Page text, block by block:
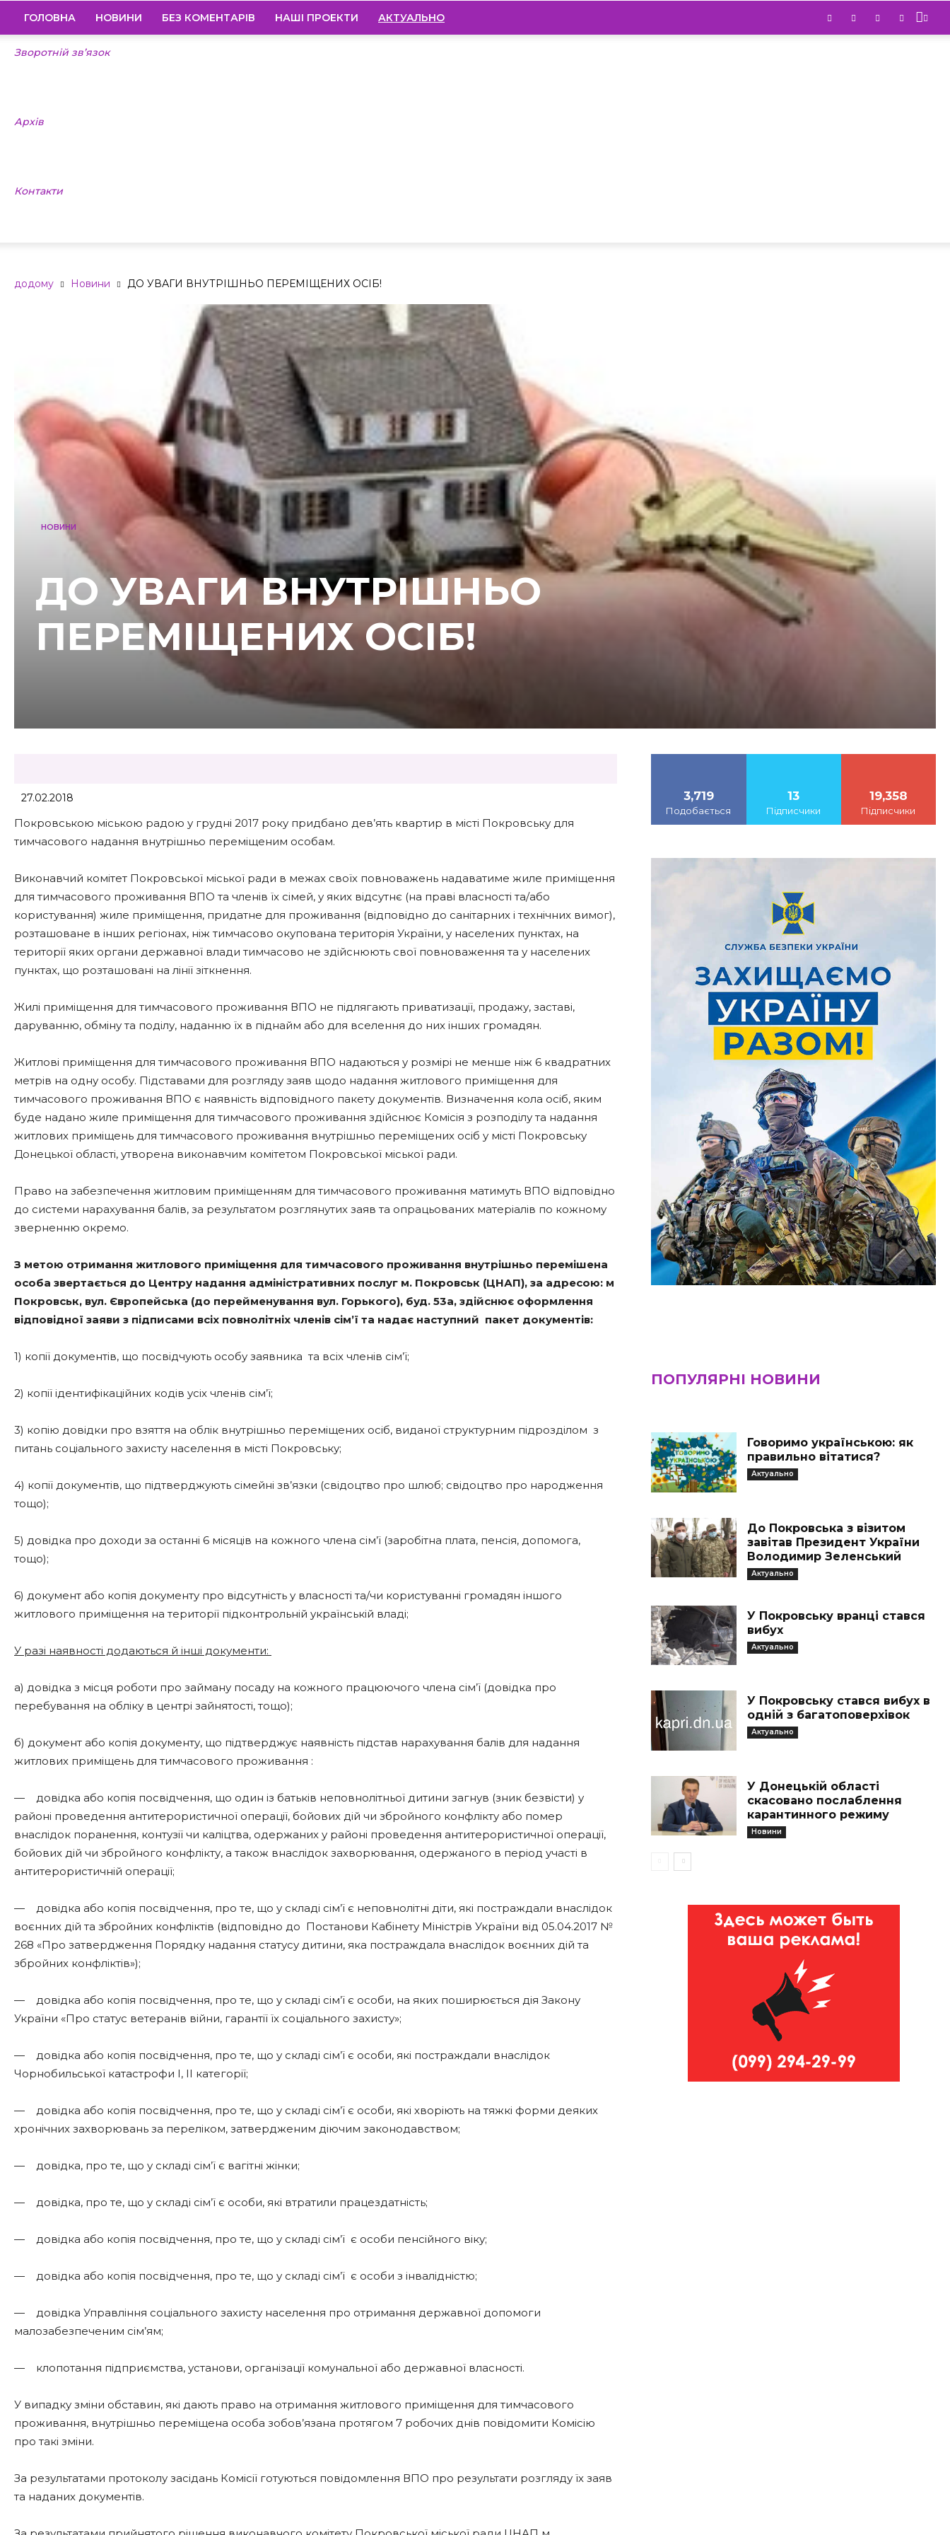
ГОЛОВНА НОВИНИ БЕЗ КОМЕНТАРІВ НАШІ ПРОЕКТИ АКТУАЛЬНО
Зворотній зв’язок
Архів
Контакти
додому Новини ДО УВАГИ ВНУТРІШНЬО ПЕРЕМІЩЕНИХ ОСІБ!
НОВИНИ
ДО УВАГИ ВНУТРІШНЬО
ПЕРЕМІЩЕНИХ ОСІБ!
27.02.2018
Покровською міською радою у грудні 2017 року придбано дев’ять квартир в місті Покровську для
тимчасового надання внутрішньо переміщеним особам.
Виконавчий комітет Покровської міської ради в межах своїх повноважень надаватиме жиле приміщення
для тимчасового проживання ВПО та членів їх сімей, у яких відсутнє (на праві власності та/або
користування) жиле приміщення, придатне для проживання (відповідно до санітарних і технічних вимог),
розташоване в інших регіонах, ніж тимчасово окупована територія України, у населених пунктах, на
території яких органи державної влади тимчасово не здійснюють свої повноваження та у населених
пунктах, що розташовані на лінії зіткнення.
Жилі приміщення для тимчасового проживання ВПО не підлягають приватизації, продажу, заставі,
даруванню, обміну та поділу, наданню їх в піднайм або для вселення до них інших громадян.
Житлові приміщення для тимчасового проживання ВПО надаються у розмірі не менше ніж 6 квадратних
метрів на одну особу. Підставами для розгляду заяв щодо надання житлового приміщення для
тимчасового проживання ВПО є наявність відповідного пакету документів. Визначення кола осіб, яким
буде надано жиле приміщення для тимчасового проживання здійснює Комісія з розподілу та надання
житлових приміщень для тимчасового проживання внутрішньо переміщених осіб у місті Покровську
Донецької області, утворена виконавчим комітетом Покровської міської ради.
Право на забезпечення житловим приміщенням для тимчасового проживання матимуть ВПО відповідно
до системи нарахування балів, за результатом розглянутих заяв та опрацьованих матеріалів по кожному
зверненню окремо.
З метою отримання житлового приміщення для тимчасового проживання внутрішньо перемішена
особа звертається до Центру надання адміністративних послуг м. Покровськ (ЦНАП), за адресою: м
Покровськ, вул. Європейська (до перейменування вул. Горького), буд. 53а, здійснює оформлення
відповідної заяви з підписами всіх повнолітніх членів сім’ї та надає наступний пакет документів:
1) копії документів, що посвідчують особу заявника та всіх членів сім’ї;
2) копії ідентифікаційних кодів усіх членів сім’ї;
3) копію довідки про взяття на облік внутрішньо переміщених осіб, виданої структурним підрозділом з
питань соціального захисту населення в місті Покровську;
4) копії документів, що підтверджують сімейні зв’язки (свідоцтво про шлюб; свідоцтво про народження
тощо);
5) довідка про доходи за останні 6 місяців на кожного члена сім’ї (заробітна плата, пенсія, допомога,
тощо);
6) документ або копія документу про відсутність у власності та/чи користуванні громадян іншого
житлового приміщення на території підконтрольній українській владі;
У разі наявності додаються й інші документи:
а) довідка з місця роботи про займану посаду на кожного працюючого члена сім’ї (довідка про
перебування на обліку в центрі зайнятості, тощо);
б) документ або копія документу, що підтверджує наявність підстав нарахування балів для надання
житлових приміщень для тимчасового проживання :
— довідка або копія посвідчення, що один із батьків неповнолітньої дитини загнув (зник безвісти) у
районі проведення антитерористичної операції, бойових дій чи збройного конфлікту або помер
внаслідок поранення, контузії чи каліцтва, одержаних у районі проведення антитерористичної операції,
бойових дій чи збройного конфлікту, а також внаслідок захворювання, одержаного в період участі в
антитерористичній операції;
— довідка або копія посвідчення, про те, що у складі сім’ї є неповнолітні діти, які постраждали внаслідок
воєнних дій та збройних конфліктів (відповідно до Постанови Кабінету Міністрів України від 05.04.2017 №
268 «Про затвердження Порядку надання статусу дитини, яка постраждала внаслідок воєнних дій та
збройних конфліктів»);
— довідка або копія посвідчення, про те, що у складі сім’ї є особи, на яких поширюється дія Закону
України «Про статус ветеранів війни, гарантії їх соціального захисту»;
— довідка або копія посвідчення, про те, що у складі сім’ї є особи, які постраждали внаслідок
Чорнобильської катастрофи І, ІІ категорії;
— довідка або копія посвідчення, про те, що у складі сім’ї є особи, які хворіють на тяжкі форми деяких
хронічних захворювань за переліком, затвердженим діючим законодавством;
— довідка, про те, що у складі сім’ї є вагітні жінки;
— довідка, про те, що у складі сім’ї є особи, які втратили працездатність;
— довідка або копія посвідчення, про те, що у складі сім’ї є особи пенсійного віку;
— довідка або копія посвідчення, про те, що у складі сім’ї є особи з інвалідністю;
— довідка Управління соціального захисту населення про отримання державної допомоги
малозабезпеченим сім’ям;
— клопотання підприємства, установи, організації комунальної або державної власності.
У випадку зміни обставин, які дають право на отримання житлового приміщення для тимчасового
проживання, внутрішньо переміщена особа зобов’язана протягом 7 робочих днів повідомити Комісію
про такі зміни.
За результатами протоколу засідань Комісії готуються повідомлення ВПО про результати розгляду їх заяв
та наданих документів.
3,719
Подобається
13
Підписчики
19,358
Підписчики
ПОПУЛЯРНІ НОВИНИ
Говоримо українською: як
правильно вітатися?
Актуально
До Покровська з візитом
завітав Президент України
Володимир Зеленський
Актуально
У Покровську вранці стався
вибух
Актуально
У Покровську стався вибух в
одній з багатоповерхівок
Актуально
У Донецькій області
скасовано послаблення
карантинного режиму
Новини